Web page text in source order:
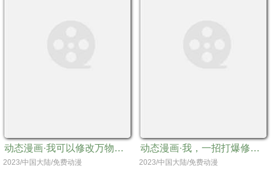
动态漫画·我可以修改万物时间线第一季
2023/中国大陆/免费动漫
动态漫画·我，一招打爆修真界第一季
2023/中国大陆/免费动漫